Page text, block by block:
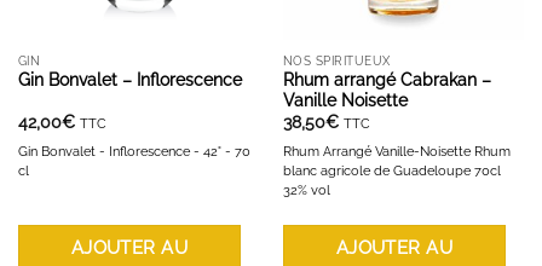
GIN
Gin Bonvalet – Inflorescence
42,00€ TTC
Gin Bonvalet - Inflorescence - 42° - 70
cl
AJOUTER AU
NOS SPIRITUEUX
Rhum arrangé Cabrakan –
Vanille Noisette
38,50€ TTC
Rhum Arrangé Vanille-Noisette Rhum
blanc agricole de Guadeloupe 70cl
32% vol
AJOUTER AU